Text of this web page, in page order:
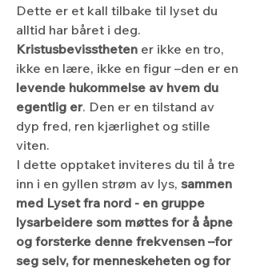
Dette er et kall tilbake til lyset du
alltid har båret i deg.
Kristusbevisstheten er ikke en tro,
levende hukommelse av hvem du
egentlig er. Den er en tilstand av
dyp fred, ren kjærlighet og stille
viten.
I dette opptaket inviteres du til å tre
inn i en gyllen strøm av lys, sammen
med Lyset fra nord - en gruppe
lysarbeidere som møttes for å åpne
og forsterke denne frekvensen –for
seg selv, for menneskeheten og for